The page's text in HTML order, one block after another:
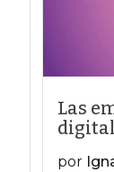
Las
por